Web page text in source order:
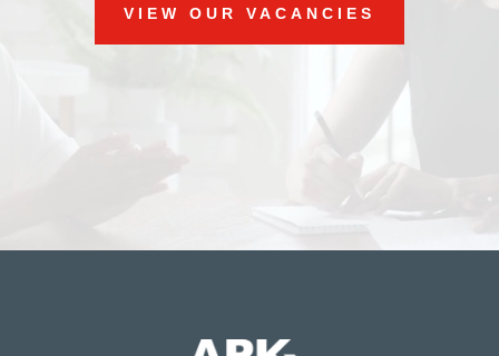
VIEW OUR VACANCIES